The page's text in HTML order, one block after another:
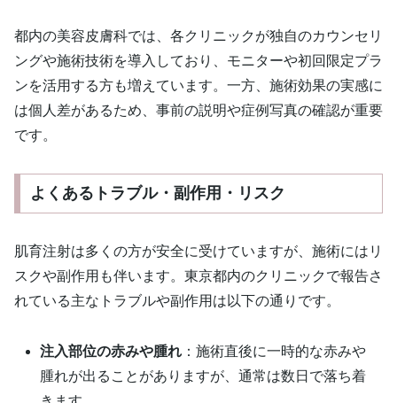
都内の美容皮膚科では、各クリニックが独自のカウンセリ
ングや施術技術を導入しており、モニターや初回限定プラ
ンを活用する方も増えています。一方、施術効果の実感に
は個人差があるため、事前の説明や症例写真の確認が重要
です。
よくあるトラブル・副作用・リスク
肌育注射は多くの方が安全に受けていますが、施術にはリ
スクや副作用も伴います。東京都内のクリニックで報告さ
れている主なトラブルや副作用は以下の通りです。
注入部位の赤みや腫れ ：施術直後に一時的な赤みや
腫れが出ることがありますが、通常は数日で落ち着